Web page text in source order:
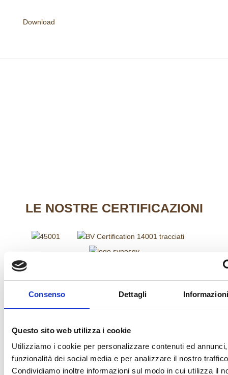
Consenso Dettagli
Questo sito web utilizza i cookie
Utilizziamo i cookie per personalizzare contenuti ed
funzionalità dei social media e per analizzare il nostro
Condividiamo inoltre informazioni sul modo in cui utilizza il
Download
LE NOSTRE CERTIFICAZIONI